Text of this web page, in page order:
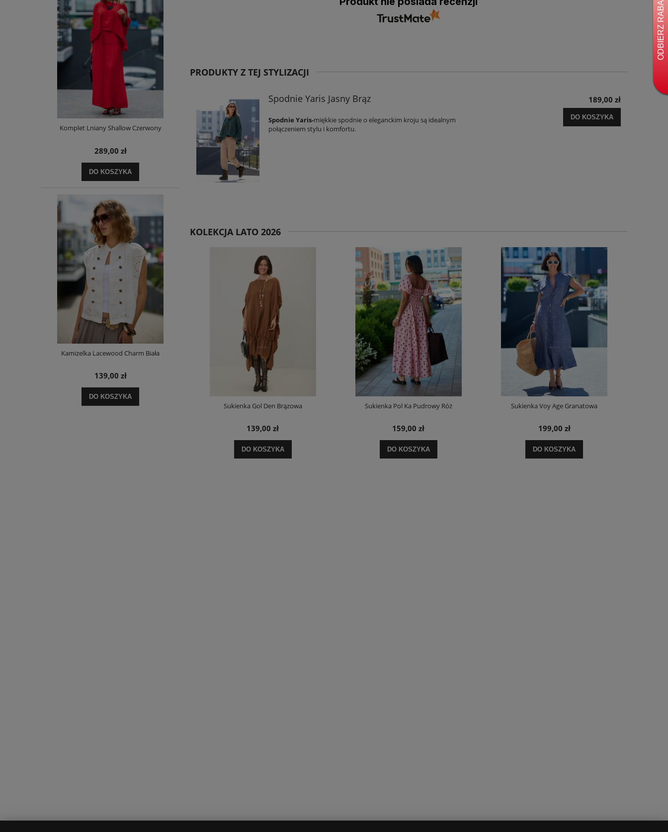
Komplet Lniany Shallow Czerwony
289,00 zł
DO KOSZYKA
Kamizelka Lacewood Charm Biała
139,00 zł
DO KOSZYKA
PRODUKTY Z TEJ STYLIZACJI
Spodnie Yaris Jasny Brąz
Spodnie Yaris-miękkie spodnie o eleganckim kroju są idealnym
połączeniem stylu i komfortu.
189,00 zł
DO KOSZYKA
KOLEKCJA LATO 2026
Top Mono Biały Sukienka Gol Den Brązowa
139,00 zł
DO KOSZYKA
Sukienka Pol Ka Pudrowy Róż
159,00 zł
DO KOSZYKA
Sukienka Voy Age Granatowa
199,00 zł
DO KOSZYKA